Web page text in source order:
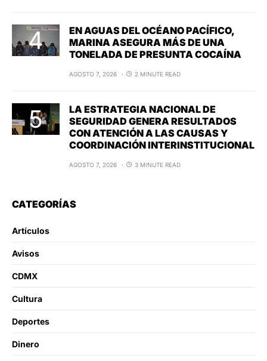
EN AGUAS DEL OCÉANO PACÍFICO,
MARINA ASEGURA MÁS DE UNA
TONELADA DE PRESUNTA COCAÍNA
AGOSTO 7, 2026 2 MINUTE READ
LA ESTRATEGIA NACIONAL DE
SEGURIDAD GENERA RESULTADOS
CON ATENCIÓN A LAS CAUSAS Y
COORDINACIÓN INTERINSTITUCIONAL
AGOSTO 7, 2026 3 MINUTE READ
CATEGORÍAS
Artículos
Avisos
CDMX
Cultura
Deportes
Dinero